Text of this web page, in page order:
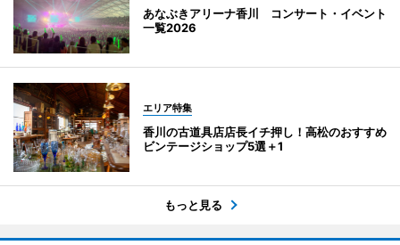
あなぶきアリーナ香川 コンサート・イベント
一覧2026
エリア特集
香川の古道具店店長イチ押し！高松のおすすめ
ビンテージショップ5選＋1
もっと見る